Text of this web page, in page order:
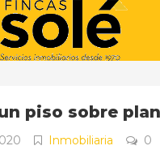
piso sobre
Inmobiliaria 0